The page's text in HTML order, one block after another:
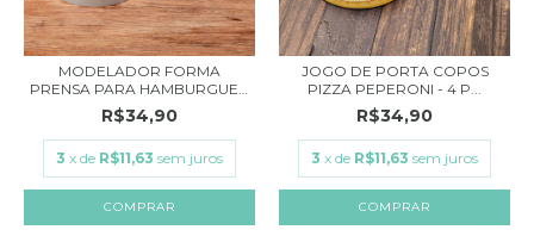
MODELADOR FORMA
PRENSA PARA HAMBURGUER
G...
R$34,90
3 x de R$11,63 sem juros
JOGO DE PORTA COPOS
PIZZA PEPERONI - 4 P...
R$34,90
3 x de R$11,63 sem juros